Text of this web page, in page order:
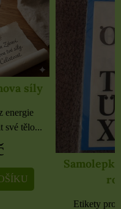
Samolepky černé
rozbaleno
Etikety pro